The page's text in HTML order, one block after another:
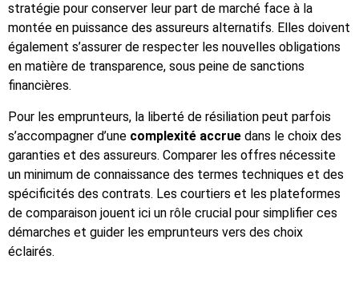
stratégie pour conserver leur part de marché face à la
montée en puissance des assureurs alternatifs. Elles doivent
également s’assurer de respecter les nouvelles obligations
en matière de transparence, sous peine de sanctions
financières.
Pour les emprunteurs, la liberté de résiliation peut parfois
s’accompagner d’une complexité accrue dans le choix des
garanties et des assureurs. Comparer les offres nécessite
un minimum de connaissance des termes techniques et des
spécificités des contrats. Les courtiers et les plateformes
de comparaison jouent ici un rôle crucial pour simplifier ces
démarches et guider les emprunteurs vers des choix
éclairés.